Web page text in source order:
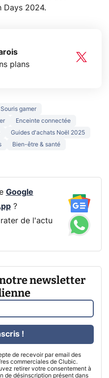
Days 2024.
plans
Souris gamer
Enceinte connectée
Guides d'achats Noël 2025
Bien-être & santé
Google
?
de l'actu
newsletter
de recevoir par email des
commerciales de Clubic.
retirer votre consentement à
de désinscription présent dans
!